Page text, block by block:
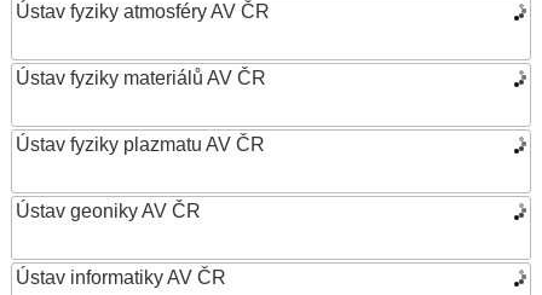
Ústav fyziky atmosféry AV ČR
Ústav fyziky materiálů AV ČR
Ústav fyziky plazmatu AV ČR
Ústav geoniky AV ČR
Ústav informatiky AV ČR